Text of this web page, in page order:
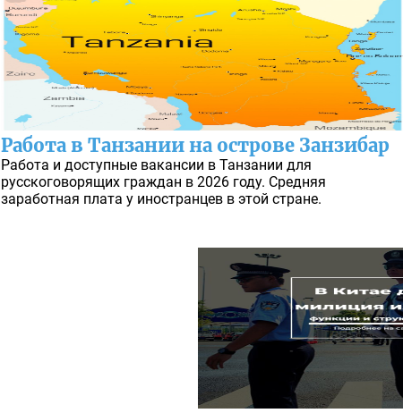
Работа в Танзании на острове Занзибар
Работа и доступные вакансии в Танзании для
русскоговорящих граждан в 2026 году. Средняя
заработная плата у иностранцев в этой стране.